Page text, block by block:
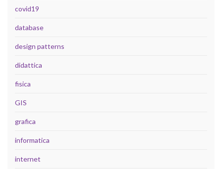
covid19
database
design patterns
didattica
fisica
GIS
grafica
informatica
internet